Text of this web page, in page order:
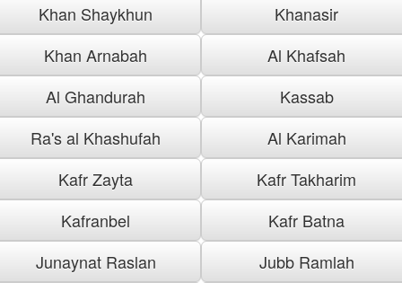
Khan Shaykhun
Khanasir
Khan Arnabah
Al Khafsah
Al Ghandurah
Kassab
Ra's al Khashufah
Al Karimah
Kafr Zayta
Kafr Takharim
Kafranbel
Kafr Batna
Junaynat Raslan
Jubb Ramlah